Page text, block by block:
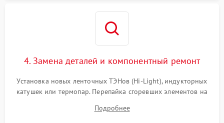
4. Замена деталей и компонентный ремонт
Установка новых ленточных ТЭНов (Hi-Light), индукторных
катушек или термопар. Перепайка сгоревших элементов на
дорожек. Очистка контактов и замена поврежденной
Подробнее